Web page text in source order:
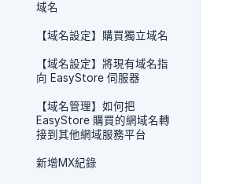
域名
【域名設定】購買獨立域名
【域名設定】將現有域名指
向 EasyStore 伺服器
【域名管理】如何把
EasyStore 購買的網域名轉
接到其他網域服務平台
新增MX紀錄